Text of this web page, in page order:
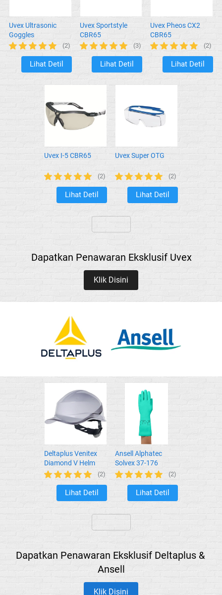
Uvex Ultrasonic
Goggles
(2)
`
Lihat Detil
Uvex Sportstyle
CBR65
(3)
`
Lihat Detil
Uvex Pheos CX2
CBR65
(2)
`
Lihat Detil
Uvex I-5 CBR65
(2)
`
Lihat Detil
Uvex Super OTG
(2)
`
Lihat Detil
Dapatkan Penawaran Eksklusif Uvex
`Klik Disini
Deltaplus Venitex
Diamond V Helm
Safety Keren
(2)
`
Lihat Detil
Ansell Alphatec
Solvex 37-176
(2)
`
Lihat Detil
Dapatkan Penawaran Eksklusif Deltaplus &
Ansell
`Klik Disini